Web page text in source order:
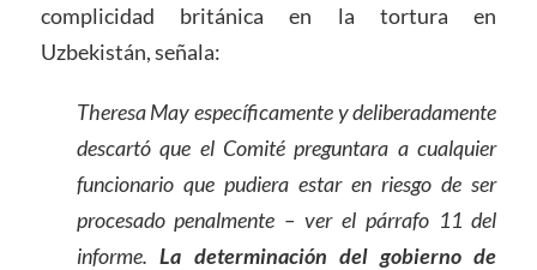
complicidad británica en la tortura en
Uzbekistán, señala:
Theresa May específicamente y deliberadamente
descartó que el Comité preguntara a cualquier
funcionario que pudiera estar en riesgo de ser
procesado penalmente – ver el párrafo 11 del
informe.La determinación del gobierno de